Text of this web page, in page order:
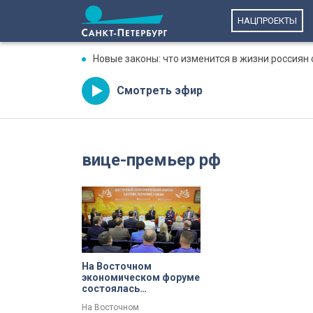
НАЦПРОЕКТЫ
Новые законы: что изменится в жизни россиян
Смотреть эфир
вице-премьер рф
На Восточном
экономическом форуме
состоялась
На Восточном